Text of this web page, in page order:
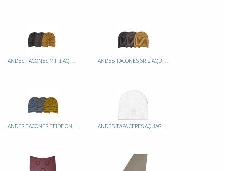
ANDES TACONES MT-1 AQUAGRIP ANDES TACONES SR-2 AQUAGRIP
ANDES TACONES TEIDE ONEGRIP ANDES TAPA CERES AQUAGRIP